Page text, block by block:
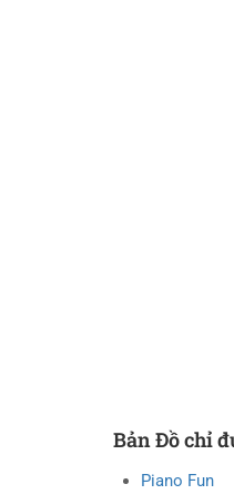
Bản Đồ chỉ
Piano Fun